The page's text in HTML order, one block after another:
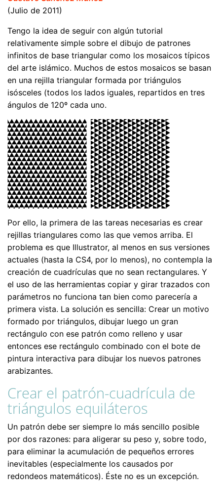
(Julio de 2011)
Tengo la idea de seguir con algún tutorial
relativamente simple sobre el dibujo de patrones
infinitos de base triangular como los mosaicos típicos
del arte islámico. Muchos de estos mosaicos se basan
en una rejilla triangular formada por triángulos
isósceles (todos los lados iguales, repartidos en tres
ángulos de 120º cada uno.
Por ello, la primera de las tareas necesarias es crear
rejillas triangulares como las que vemos arriba. El
problema es que Illustrator, al menos en sus versiones
actuales (hasta la CS4, por lo menos), no contempla la
creación de cuadrículas que no sean rectangulares. Y
el uso de las herramientas copiar y girar trazados con
parámetros no funciona tan bien como parecería a
primera vista. La solución es sencilla: Crear un motivo
formado por triángulos, dibujar luego un gran
rectángulo con ese patrón como relleno y usar
entonces ese rectángulo combinado con el bote de
pintura interactiva para dibujar los nuevos patrones
arabizantes.
Crear el patrón-cuadrícula de
triángulos equiláteros
Un patrón debe ser siempre lo más sencillo posible
por dos razones: para aligerar su peso y, sobre todo,
para eliminar la acumulación de pequeños errores
inevitables (especialmente los causados por
redondeos matemáticos). Éste no es un excepción.